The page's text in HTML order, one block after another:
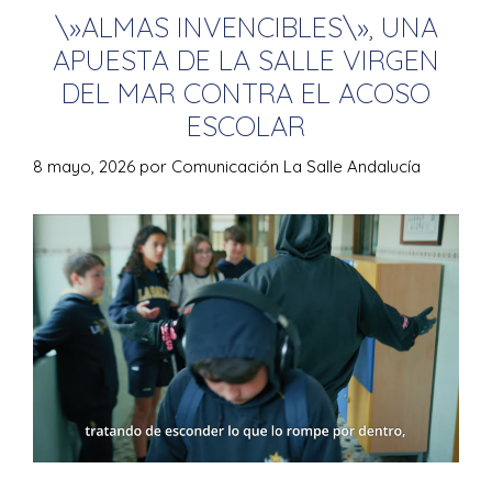
\»ALMAS INVENCIBLES\», UNA
APUESTA DE LA SALLE VIRGEN
DEL MAR CONTRA EL ACOSO
ESCOLAR
8 mayo, 2026 por Comunicación La Salle Andalucía